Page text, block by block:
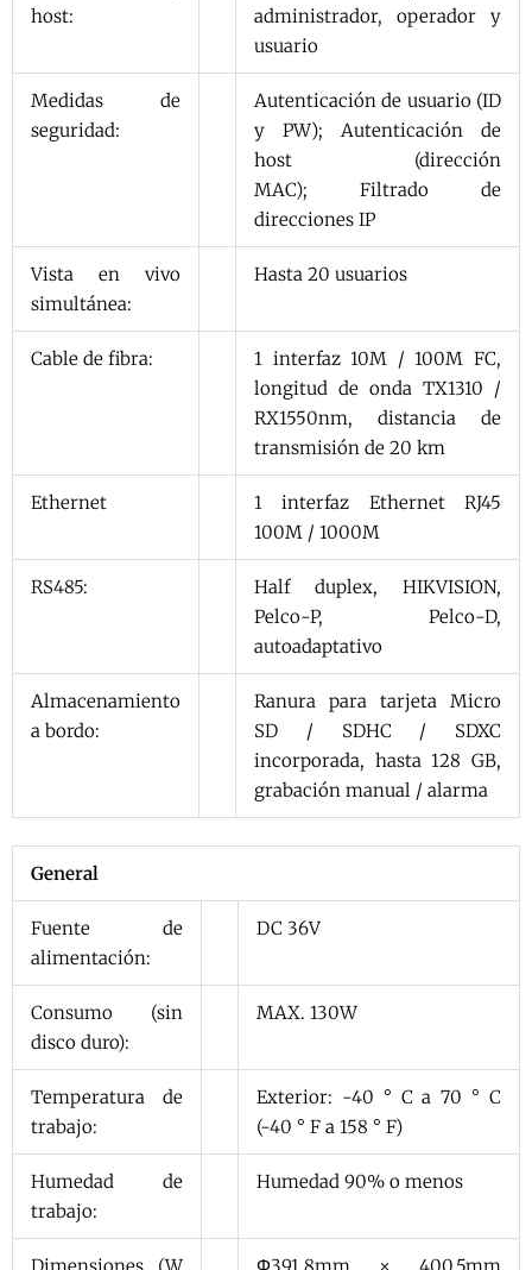
host:
administrador, operador y
usuario
Medidas de
seguridad:
Autenticación de usuario (ID
y PW); Autenticación de
host (dirección
MAC); Filtrado de
direcciones IP
Vista en vivo
simultánea:
Hasta 20 usuarios
Cable de fibra:
1 interfaz 10M / 100M FC,
longitud de onda TX1310 /
RX1550nm, distancia de
transmisión de 20 km
Ethernet
1 interfaz Ethernet RJ45
100M / 1000M
RS485:
Half duplex, HIKVISION,
Pelco-P, Pelco-D,
autoadaptativo
Almacenamiento
a bordo:
Ranura para tarjeta Micro
SD / SDHC / SDXC
incorporada, hasta 128 GB,
grabación manual / alarma
General
Fuente de
alimentación:
DC 36V
Consumo (sin
disco duro):
MAX. 130W
Temperatura de
trabajo:
Exterior: -40 ° C a 70 ° C
(-40 ° F a 158 ° F)
Humedad de
trabajo:
Humedad 90% o menos